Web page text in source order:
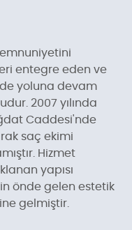
entegre eden ve
yoluna devam
2007 yılında
Caddesi'nde
saç ekimi
Hizmet
yapısı
önde gelen estetik
gelmiştir.